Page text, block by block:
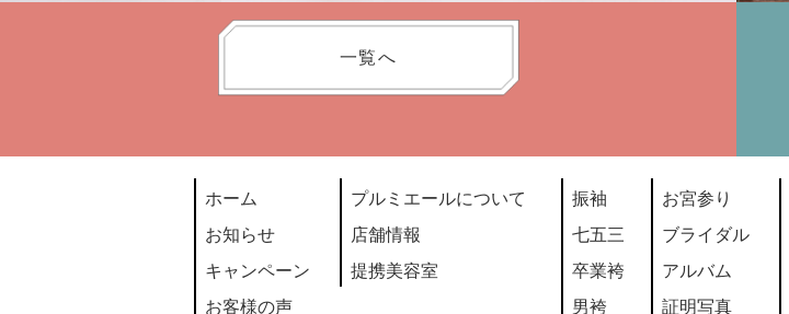
一覧へ
ホーム
お知らせ
キャンペーン
お客様の声
プルミエールについて
店舗情報
提携美容室
振袖
七五三
卒業袴
男袴
お宮参り
ブライダル
アルバム
証明写真